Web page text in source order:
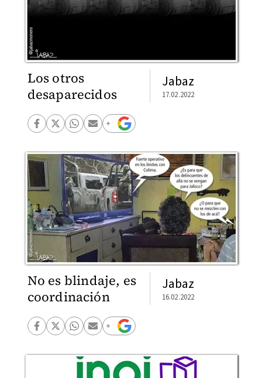
Los otros
desaparecidos
Jabaz
17.02.2022
No es blindaje, es
coordinación
Jabaz
16.02.2022